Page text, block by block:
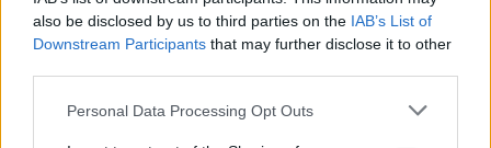
also be disclosed by us to third parties on the IAB’s List of
Downstream Participants that may further disclose it to other
Please note that this website/app uses one or more Google
Personal Data Processing Opt Outs
A korszak, amikor Palpatine szinte bármit
megtehetett